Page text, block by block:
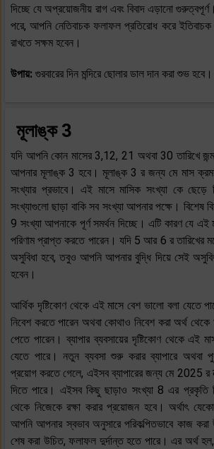
দিচ্ছে যে অপ্রয়োজনীয় রাগ এবং বিবাদ এড়ানো
পরে, আপনি নেতিবাচক ফলাফল প্রতিরোধ করে
রাখতে সক্ষম হবেন।
উপায়: গুরবারের দিন মন্দিরে ছোলার ডাল দান করা শুভ হবে।
মূলাঙ্ক 3
যদি আপনি কোন মাসের 3,12, 21 অথবা 30 তারিখে
আপনার মূলাঙ্ক 3 হবে। মূলাঙ্ক 3 র জন্য মে মাস
সংখ্যার প্রভাবে। এই মাসে মাসিক সংখ্যা কে
সংখ্যাগুলো ছাড়া বাকি সব সংখ্যা আপনার পক্ষে। বিশেষ
9 সংখ্যা আপনাকে পূর্ণ সমর্থন দিচ্ছে। এটি কারণ যে
পরিণাম প্রাপ্ত করতে পারেন। যদি 5 আর 6 র তারিখের
অসুবিধা হবে, তবুও আপনি আপনার বুদ্ধি দিয়ে সেই
হবেন।
আর্থিক দৃষ্টিকোণ থেকে এই মাসে বেশ ভালো বলা যেতে
নিবেশ করতে পারেন অথবা কোথাও নিবেশ করা অর্থ থেকে
পেতে পারেন। ব্যাপার ব্যবসায়ের দৃষ্টিকোণ থেকে এই
যেতে পারে। নতুন ব্যবসা শুরু করার ব্যাপারে অথবা
প্রয়োগ করতে গেলে, এইসব ব্যাপারের জন্য মে 2025 র
দিতে পারে। এইসব কিছু ছাড়াও সংখ্যা 8 এর প্রকৃতি
থেকে নিজেকে রক্ষা করার প্রয়োজন হবে। অর্থাৎ
আপনি আপনার স্বভাব অনুসারে পরিকল্পিতভাবে কাজ
শেষ করা উচিত, ফলাফল দুর্দান্ত হতে পারে। এর অর্থ